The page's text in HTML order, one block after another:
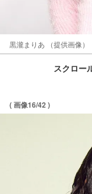
黒瀧まりあ （提供画像）
スクロー
( 画像16/42 )